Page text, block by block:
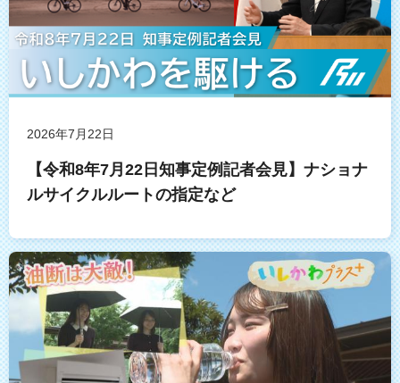
2026年7月22日
【令和8年7月22日知事定例記者会見】ナショナ
ルサイクルルートの指定など